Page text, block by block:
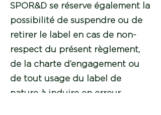
SPOR&D se réserve également la
possibilité de suspendre ou de
retirer le label en cas de non-
respect du présent règlement,
de la charte d’engagement ou
de tout usage du label de
nature à induire en erreur.